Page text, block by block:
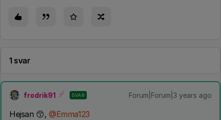
1 svar
frodrik91 SVAR Forum|Forum|3 years ago
Hejsan 😙, @Emma123